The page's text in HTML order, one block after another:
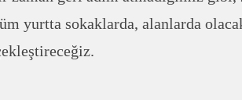
yurtta sokaklarda, alanlarda